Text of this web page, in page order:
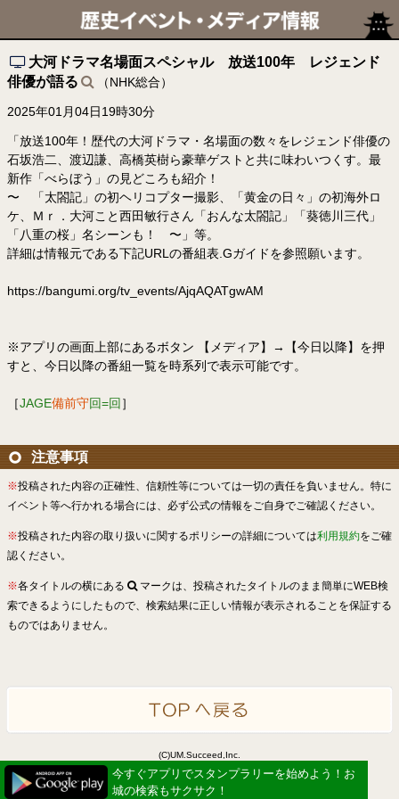
大河ドラマ名場面スペシャル 放送100年 レジェンド
俳優が語る
（NHK総合）
2025年01月04日19時30分
「放送100年！歴代の大河ドラマ・名場面の数々をレジェンド俳優の
石坂浩二、渡辺謙、高橋英樹ら豪華ゲストと共に味わいつくす。最
新作「べらぼう」の見どころも紹介！
〜 「太閤記」の初ヘリコプター撮影、「黄金の日々」の初海外ロ
ケ、Ｍｒ．大河こと西田敏行さん「おんな太閤記」「葵徳川三代」
「八重の桜」名シーンも！ 〜」等。
詳細は情報元である下記URLの番組表.Gガイドを参照願います。
https://bangumi.org/tv_events/AjqAQATgwAM
※アプリの画面上部にあるボタン 【メディア】→【今日以降】を押
すと、今日以降の番組一覧を時系列で表示可能です。
［JAGE備前守回=回 ］
注意事項
※投稿された内容の正確性、信頼性等については一切の責任を負いません。特に
イベント等へ行かれる場合には、必ず公式の情報をご自身でご確認ください。
※投稿された内容の取り扱いに関するポリシーの詳細については利用規約をご確
認ください。
※各タイトルの横にある
マークは、投稿されたタイトルのまま簡単にWEB検
索できるようにしたもので、検索結果に正しい情報が表示されることを保証する
ものではありません。
(C)UM.Succeed,Inc.
Powered by idea canvas
今すぐアプリでスタンプラリーを始めよう！お
城の検索もサクサク！